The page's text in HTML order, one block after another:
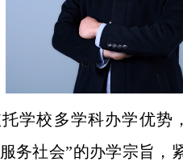
学校多学科办学优势
务社会”的办学宗旨，